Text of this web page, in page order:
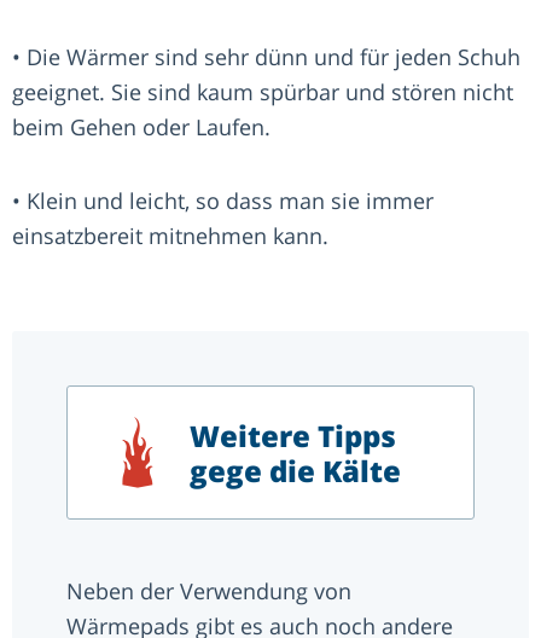
• Die Wärmer sind sehr dünn und für jeden Schuh
geeignet. Sie sind kaum spürbar und stören nicht
beim Gehen oder Laufen.
• Klein und leicht, so dass man sie immer
einsatzbereit mitnehmen kann.
Weitere Tipps
gege die Kälte
Neben der Verwendung von
Wärmepads gibt es auch noch andere